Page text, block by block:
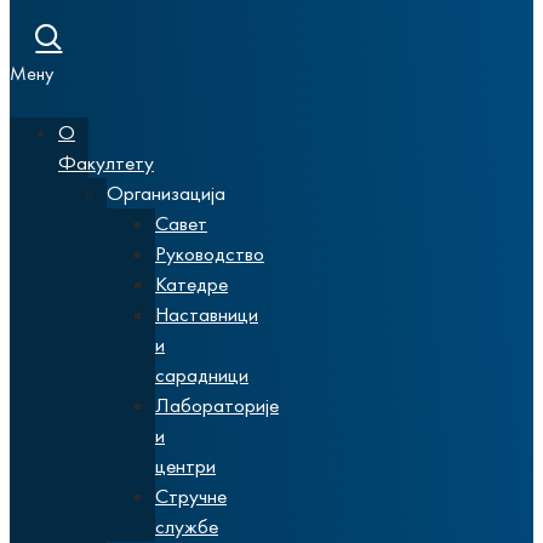
Мену
О
Факултету
Организација
Савет
Руководство
Катедре
Наставници
и
сарадници
Лабораторије
и
центри
Стручне
службе